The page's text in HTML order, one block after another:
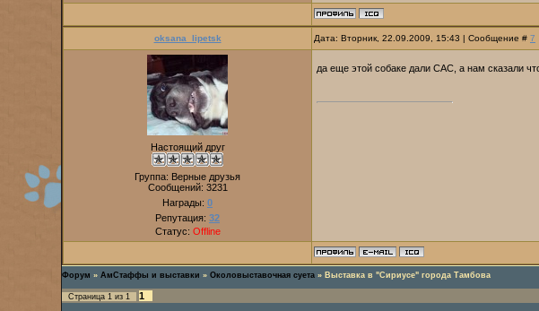
oksana_lipetsk Дата: Вторник, 22.09.2009, 15:43 | Сообщение # 7
Настоящий друг
Группа: Верные друзья
Сообщений: 3231
Награды: 0
Репутация: 32
Статус: Offline
да еще этой собаке дали САС, а нам сказали
Форум » АмСтаффы и выставки » Околовыставочная суета » Выставка в "Сириусе" города Тамбова
Страница 1 из 1 1